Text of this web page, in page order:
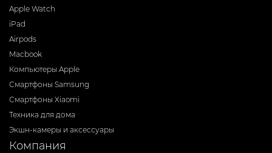
Apple Watch
iPad
Airpods
Macbook
Компьютеры Apple
Смартфоны Samsung
Смартфоны Xiaomi
Техника для дома
Экшн-камеры и аксессуары
Компания